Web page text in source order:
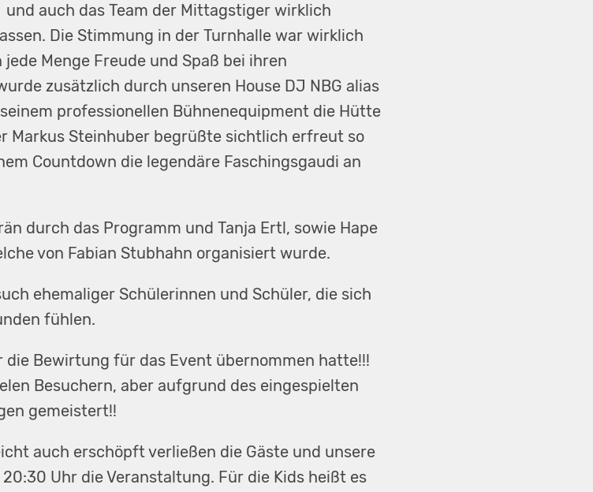
auch das Team der Mittagstiger wirklich
Die Stimmung in der Turnhalle war wirklich
Menge Freude und Spaß bei ihren
zusätzlich durch unseren House DJ NBG alias
professionellen Bühnenequipment die Hütte
Markus Steinhuber begrüßte sichtlich erfreut so
Countdown die legendäre Faschingsgaudi an
durch das Programm und Tanja Ertl, sowie Hape
von Fabian Stubhahn organisiert wurde.
ehemaliger Schülerinnen und Schüler, die sich
fühlen.
die Bewirtung für das Event übernommen hatte!!!
Besuchern, aber aufgrund des eingespielten
gemeistert!!
auch erschöpft verließen die Gäste und unsere
Uhr die Veranstaltung. Für die Kids heißt es